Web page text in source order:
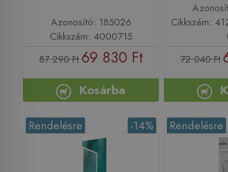
Azonosító: 185026
Cikkszám: 4000715
87 290 Ft 69 830 Ft
Kosárba
Cikkszám:
72 040 Ft
-14%
Rendelésre Rendelésre